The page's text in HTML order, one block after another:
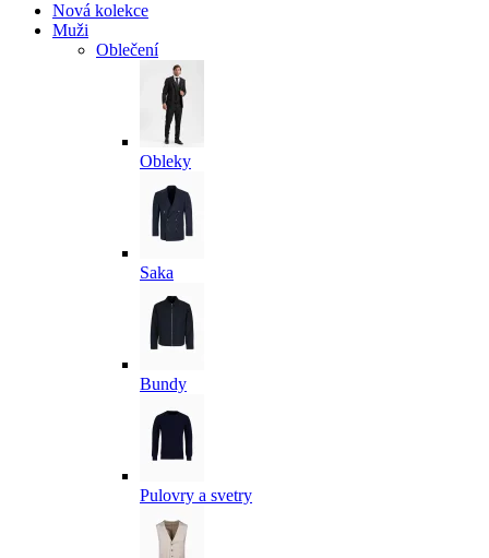
Nová kolekce
Muži
Oblečení
Obleky
Saka
Bundy
Pulovry a svetry